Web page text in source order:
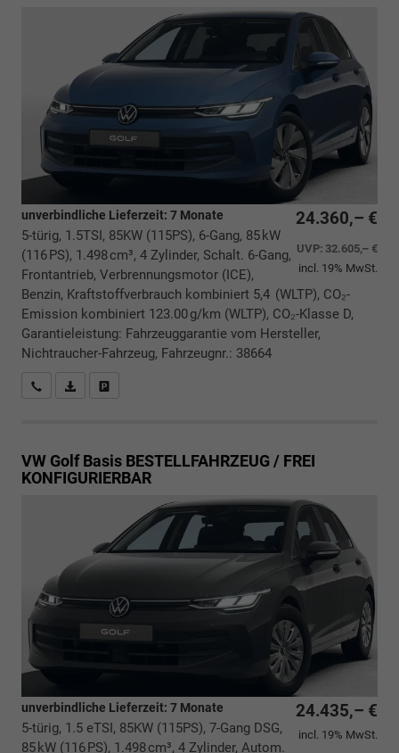
24.360,– €
UVP: 32.605,– €
incl. 19% MwSt.
unverbindliche Lieferzeit: 7 Monate
5-türig, 1.5TSI, 85KW (115PS), 6-Gang, 85 kW
(116 PS), 1.498 cm³, 4 Zylinder, Schalt. 6-Gang,
Frontantrieb, Verbrennungsmotor (ICE),
Benzin, Kraftstoffverbrauch kombiniert 5,4 (WLTP), CO₂-
Emission kombiniert 123.00 g/km (WLTP), CO₂-Klasse D,
Garantieleistung: Fahrzeuggarantie vom Hersteller,
Nichtraucher-Fahrzeug, Fahrzeugnr.: 38664
Rückrufbitte absenden
PDF-Datei, Fahrzeugexposé drucken
VW Golf Basis BESTELLFAHRZEUG / FREI
KONFIGURIERBAR
24.435,– €
incl. 19% MwSt.
unverbindliche Lieferzeit: 7 Monate
5-türig, 1.5 eTSI, 85KW (115PS), 7-Gang DSG,
85 kW (116 PS), 1.498 cm³, 4 Zylinder, Autom.